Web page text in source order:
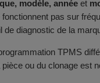
modèle, année et
pas sur
de diagnostic de la
TPMS
pièce ou du clonage est